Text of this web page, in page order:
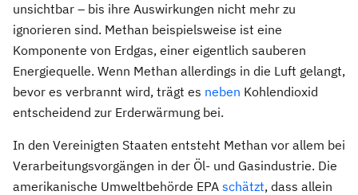
unsichtbar – bis ihre Auswirkungen nicht mehr zu
ignorieren sind. Methan beispielsweise ist eine
Komponente von Erdgas, einer eigentlich sauberen
Energiequelle. Wenn Methan allerdings in die Luft gelangt,
bevor es verbrannt wird, trägt es neben Kohlendioxid
entscheidend zur Erderwärmung bei.
In den Vereinigten Staaten entsteht Methan vor allem bei
Verarbeitungsvorgängen in der Öl- und Gasindustrie. Die
amerikanische Umweltbehörde EPA schätzt, dass allein